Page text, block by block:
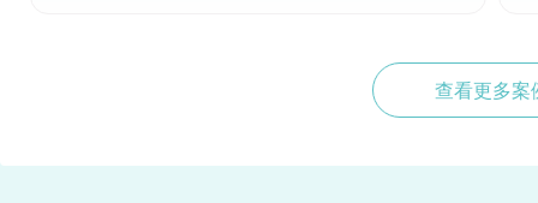
查看更多案